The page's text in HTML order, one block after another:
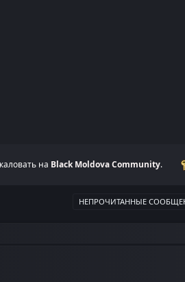
на Black Moldova Community.
НЕПРОЧИТАННЫЕ